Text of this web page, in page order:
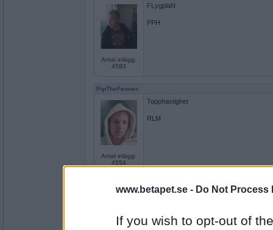
www.betapet.se - Do Not Process
If you wish to opt-out of
Antal inlägg:
4593
FLygplaN
PPH
PipTheFennec
Antal inlägg:
4554
Topphastighet
RLM